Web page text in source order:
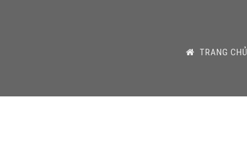
TRANG CHỦ